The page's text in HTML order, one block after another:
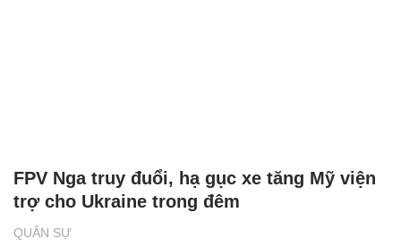
QUÂN SỰ
FPV Nga truy đuổi, hạ gục xe tăng Mỹ viện
trợ cho Ukraine trong đêm